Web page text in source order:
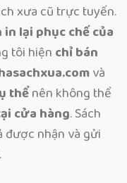
xưa cũ trực tuyến.
in lại phục chế của
tôi hiện chỉ bán
và
thểnên không thể
cửa hàng. Sách
được nhận và gửi